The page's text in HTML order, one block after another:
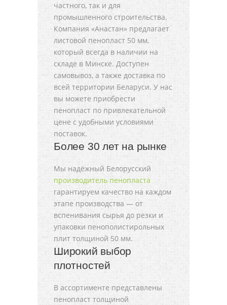
частного, так и для
промышленного строительства.
Компания «Анастан» предлагает
листовой пенопласт 50 мм,
который всегда в наличии на
складе в Минске. Доступен
самовывоз, а также доставка по
всей территории Беларуси. У нас
вы можете приобрести
пенопласт по привлекательной
цене с удобными условиями
поставок.
Более 30 лет на рынке
Мы надёжный Белорусский
производитель пенопласта
гарантируем качество на каждом
этапе производства — от
вспенивания сырья до резки и
упаковки пенополистирольных
плит толщиной 50 мм.
Широкий выбор
плотностей
В ассортименте представлены
пенопласт толщиной